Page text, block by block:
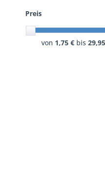
Preis
von 1,75 € bis